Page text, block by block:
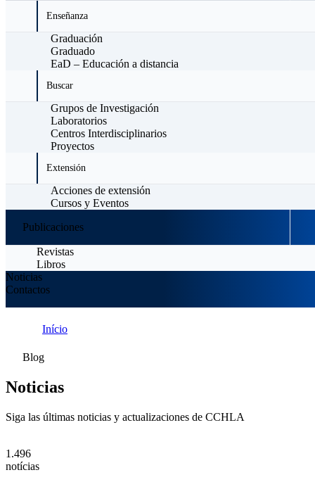
Enseñanza
Graduación
Graduado
EaD – Educación a distancia
Buscar
Grupos de Investigación
Laboratorios
Centros Interdisciplinarios
Proyectos
Extensión
Acciones de extensión
Cursos y Eventos
Publicaciones
Revistas
Libros
Noticias
Contactos
Início
Noticias
Blog
Noticias
Siga las últimas noticias y actualizaciones de CCHLA
1.496
notícias